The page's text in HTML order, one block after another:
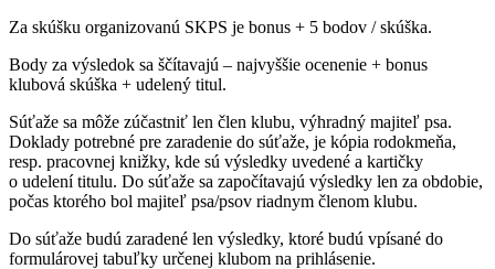
Za skúšku organizovanú SKPS je bonus + 5 bodov / skúška.
Body za výsledok sa ščítavajú – najvyššie ocenenie + bonus
klubová skúška + udelený titul.
Súťaže sa môže zúčastniť len člen klubu, výhradný majiteľ psa.
Doklady potrebné pre zaradenie do súťaže, je kópia rodokmeňa,
resp. pracovnej knižky, kde sú výsledky uvedené a kartičky
o udelení titulu. Do súťaže sa započítavajú výsledky len za obdobie,
počas ktorého bol majiteľ psa/psov riadnym členom klubu.
Do súťaže budú zaradené len výsledky, ktoré budú vpísané do
formulárovej tabuľky určenej klubom na prihlásenie.